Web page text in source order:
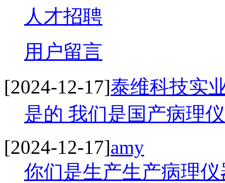
人才招聘
用户留言
[2024-12-17]泰维科技实
是的 我们是国产病理
[2024-12-17]amy
你们是生产生产病理